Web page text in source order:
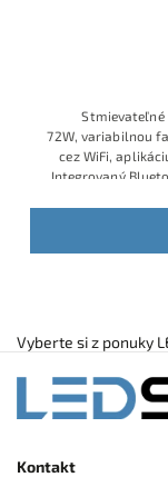
Stmievateľné
72W, variabilnou
cez WiFi, aplik
Integrovaný
Vyberte si z ponuky
Kontakt